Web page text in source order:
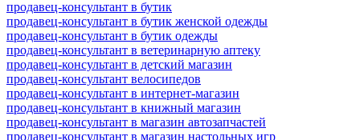
продавец-консультант в бутик
продавец-консультант в бутик женской одежды
продавец-консультант в бутик одежды
продавец-консультант в ветеринарную аптеку
продавец-консультант в детский магазин
продавец-консультант велосипедов
продавец-консультант в интернет-магазин
продавец-консультант в книжный магазин
продавец-консультант в магазин автозапчастей
продавец-консультант в магазин настольных игр